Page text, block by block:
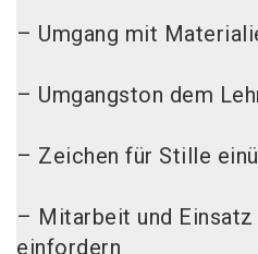
– Umgang mit
– Umgangston dem
– Zeichen für Stille
– Mitarbeit und
einfordern